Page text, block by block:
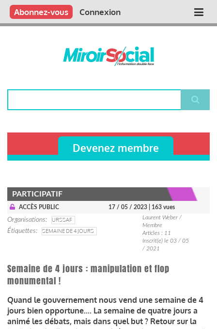
Aller
contenu
Main
Qui sommes nous ?
Vous publiez
Nous publions
Contactez-nous
Abonnez-vous Connexion
Devenez membre
PARTICIPATIF
ACCÈS PUBLIC 17 / 05 / 2023 | 163 vues
Organisations
URSSAF
Étiquettes
SEMAINE DE 4 JOURS
Laurent Weber /
Membre
Articles : 11
Inscrit(e) le 03 / 05
/ 2021
Semaine de 4 jours : manipulation et flop
monumental !
Quand le gouvernement nous vend une semaine de 4
jours bien opportune.... La semaine de quatre jours a
animé les débats, mais dans quel but ? Retour sur la